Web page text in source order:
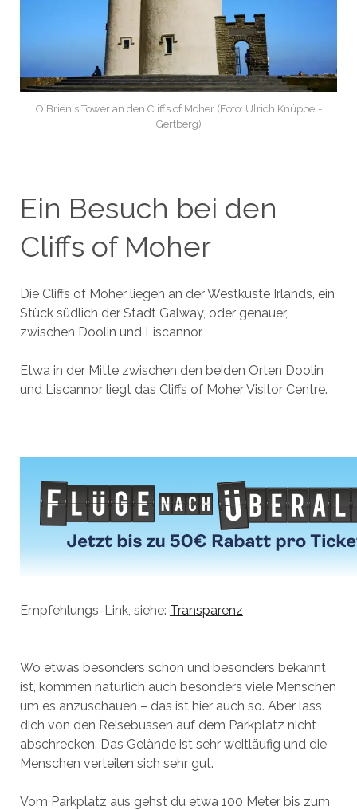
O´Brien´s Tower an den Cliffs of Moher (Foto: Ulrich Knüppel-
Gertberg)
Ein Besuch bei den
Cliffs of Moher
Die Cliffs of Moher liegen an der Westküste Irlands, ein
Stück südlich der Stadt Galway, oder genauer,
zwischen Doolin und Liscannor.
Etwa in der Mitte zwischen den beiden Orten Doolin
und Liscannor liegt das Cliffs of Moher Visitor Centre.
Empfehlungs-Link, siehe: Transparenz
Wo etwas besonders schön und besonders bekannt
ist, kommen natürlich auch besonders viele Menschen
um es anzuschauen – das ist hier auch so. Aber lass
dich von den Reisebussen auf dem Parkplatz nicht
abschrecken. Das Gelände ist sehr weitläufig und die
Menschen verteilen sich sehr gut.
Vom Parkplatz aus gehst du etwa 100 Meter bis zum